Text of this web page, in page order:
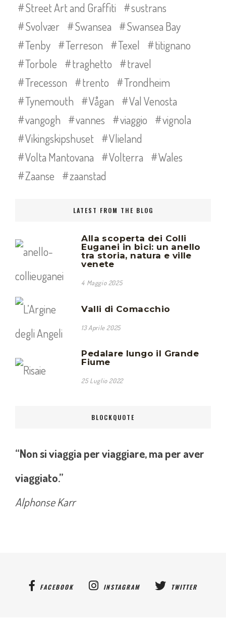
Street Art and Graffiti
sustrans
Svolvær
Swansea
Swansea Bay
Tenby
Terreson Texel
titignano
Torbole
traghetto
travel
Trecesson
trento
Trondheim
Tynemouth
Vågan
Val Venosta
vangogh
vannes viaggio
vignola
Vikingskipshuset
Vlieland
Volta Mantovana
Volterra
Wales
Zaanse
zaanstad
LATEST FROM THE BLOG
Alla scoperta dei Colli
Euganei in bici: un anello
tra storia, natura e ville
venete
4 Maggio 2025
Valli di Comacchio
13 Aprile 2025
Pedalare lungo il Grande
Fiume
25 Luglio 2022
BLOCKQUOTE
“Non si viaggia per viaggiare, ma per aver
viaggiato.”
Alphonse Karr
FACEBOOK INSTAGRAM TWITTER